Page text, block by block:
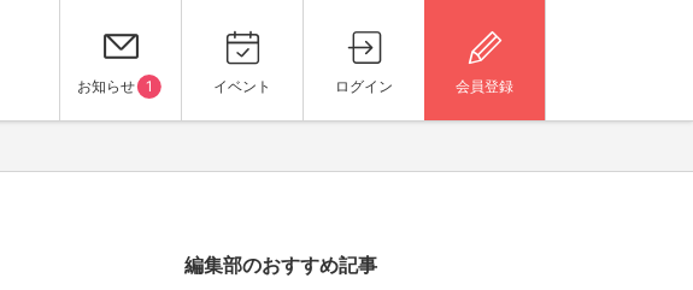
お知らせ 1 イベント ログイン 会員登録
編集部のおすすめ記事